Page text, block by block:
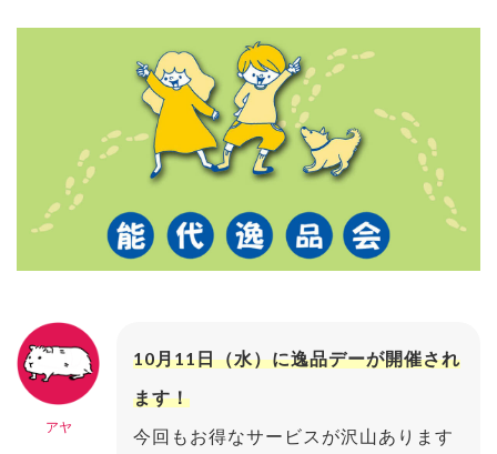
アヤ
10月11日（水）に逸品デーが開催され
ます！
今回もお得なサービスが沢山あります